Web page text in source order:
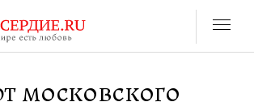
московского